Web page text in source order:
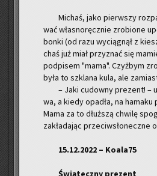
Mi­chaś, jako pierw­szy
wać wła­sno­ręcz­nie zro­bio­ne
bon­ki (od razu wy­cią­gnął z
chaś już miał przy­znać się
pod­pi­sem "mama". Czyż­bym
była to szkla­na kula, ale
– Jaki cu­dow­ny pre­zent! –
wa, a kiedy opa­dła, na ha­ma­ku
Mama za to dłuż­szą chwi­lę
za­kła­da­jąc prze­ciw­sło­necz­ne
15.12.2022 – Ko­ala­75
Świą­tecz­ny pre­zent